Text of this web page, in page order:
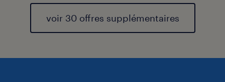
voir 30 offres supplémentaires